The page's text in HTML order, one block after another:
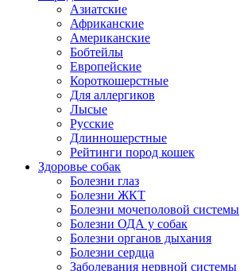
Азиатские
Африканские
Американские
Бобтейлы
Европейские
Короткошерстные
Для аллергиков
Лысые
Русские
Длинношерстные
Рейтинги пород кошек
Здоровье собак
Болезни глаз
Болезни ЖКТ
Болезни мочеполовой системы
Болезни ОДА у собак
Болезни органов дыхания
Болезни сердца
Заболевания нервной системы